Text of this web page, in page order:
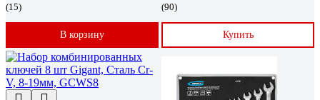
(15)
В корзину
(90)
Купить